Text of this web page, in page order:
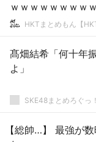
ｗｗｗｗｗｗｗｗ
HKTまとめもん【
髙畑結希「何十年
よ」
SKE48まとめろぐっ！
【総帥…】 最強が